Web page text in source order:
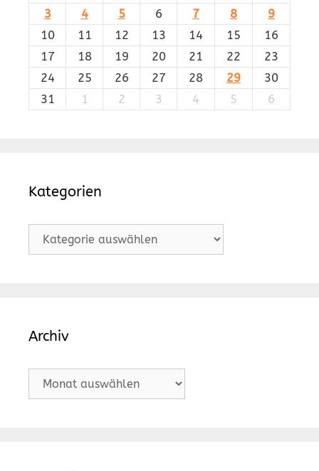
3
4 5 6 7 8
9
10
11 12 13 14 15
16
17
18 19 20 21 22
23
24
25 26 27 28 29
30
31
1 2 3 4 5 6
Kategorien
Kategorien
Archiv
Archiv